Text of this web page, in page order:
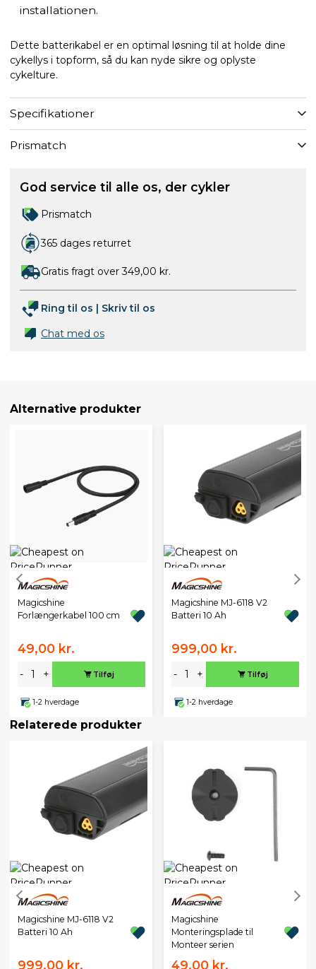
installationen.
Dette batterikabel er en optimal løsning til at holde dine
cykellys i topform, så du kan nyde sikre og oplyste
cykelture.
Specifikationer
Prismatch
God service til alle os, der cykler
Prismatch
365 dages returret
Gratis fragt over 349,00 kr.
Ring til os | Skriv til os
Chat med os
Alternative produkter
Magicshine
Forlængerkabel 100 cm
49,00 kr.
- + Tilføj
1-2 hverdage
Magicshine MJ-6118 V2
Batteri 10 Ah
999,00 kr.
- + Tilføj
1-2 hverdage
Relaterede produkter
Magicshine MJ-6118 V2
Batteri 10 Ah
999,00 kr.
Magicshine
Monteringsplade til
Monteer serien
49,00 kr.